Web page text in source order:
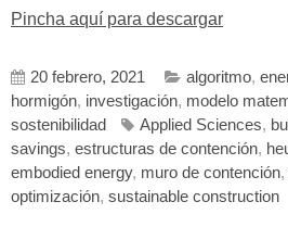
Pincha aquí para descargar
20 febrero, 2021 algoritmo,
hormigón, investigación, modelo
sostenibilidad
Applied Sciences,
savings, estructuras de contención,
embodied energy, muro de contención,
optimización, sustainable construction